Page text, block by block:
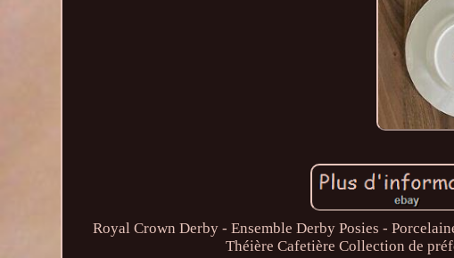
Royal Crown Derby - Ensemble Derby Posies -
Théière Cafetière Collection de